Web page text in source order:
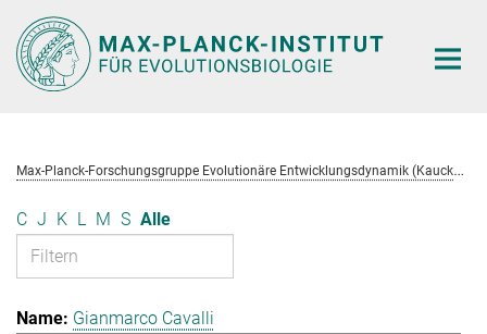
Hauptinhalt
M
ax-Planck-Forschungsgruppe Evolutionäre Entwicklungsdynamik (Kaucká)
C J K L M S Alle
Gianmarco Cavalli